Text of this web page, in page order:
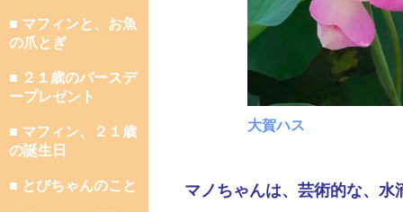
■ マフィンと、お魚
の爪とぎ
■ ２１歳のバースデ
ープレゼント
■ マフィン、２１歳
の誕生日
■ とびちゃんのこと
大賀ハス
マノちゃんは、芸術的な、